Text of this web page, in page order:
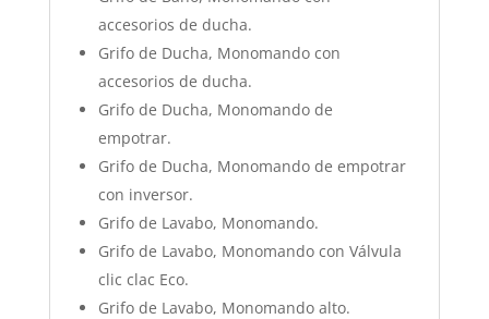
accesorios de ducha.
Grifo de Ducha, Monomando con
accesorios de ducha.
Grifo de Ducha, Monomando de
empotrar.
Grifo de Ducha, Monomando de empotrar
con inversor.
Grifo de Lavabo, Monomando.
Grifo de Lavabo, Monomando con Válvula
clic clac Eco.
Grifo de Lavabo, Monomando alto.